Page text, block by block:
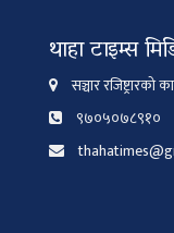
थाहा टाइम्स
सञ्चार रजिष्ट्रारको
९७०५०७८९१०